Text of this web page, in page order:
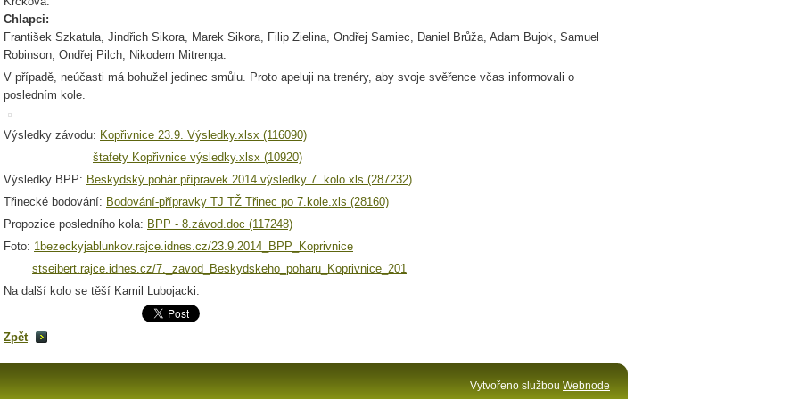
Chlapci:
František Szkatula, Jindřich Sikora, Marek Sikora, Filip Zielina, Ondřej Samiec, Daniel Brůža, Adam Bujok, Samuel
Robinson, Ondřej Pilch, Nikodem Mitrenga.
V případě, neúčasti má bohužel jedinec smůlu. Proto apeluji na trenéry, aby svoje svěřence včas informovali o
posledním kole.
Výsledky závodu: Kopřivnice 23.9. Výsledky.xlsx (116090)
štafety Kopřivnice výsledky.xlsx (10920)
Výsledky BPP: Beskydský pohár přípravek 2014 výsledky 7. kolo.xls (287232)
Třinecké bodování: Bodování-přípravky TJ TŽ Třinec po 7.kole.xls (28160)
Propozice posledního kola: BPP - 8.závod.doc (117248)
Foto: 1bezeckyjablunkov.rajce.idnes.cz/23.9.2014_BPP_Koprivnice
stseibert.rajce.idnes.cz/7._zavod_Beskydskeho_poharu_Koprivnice_201
Na další kolo se těší Kamil Lubojacki.
Zpět
Vytvořeno službou Webnode